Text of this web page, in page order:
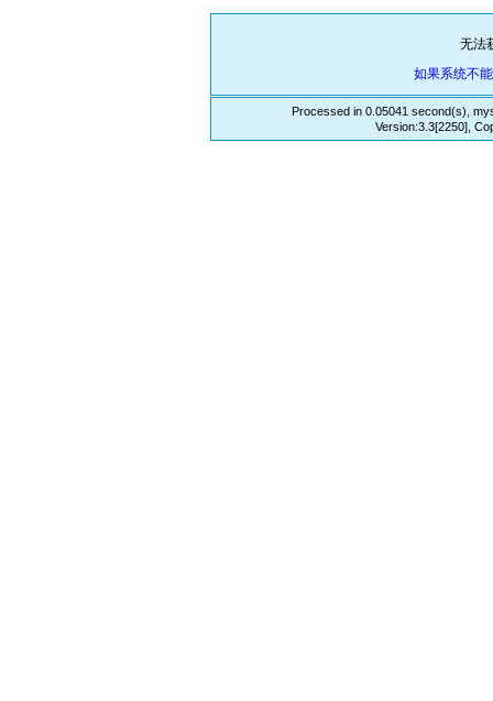
无法
如果系统不
Processed in 0.05041 second(s),
Version:3.3[2250],